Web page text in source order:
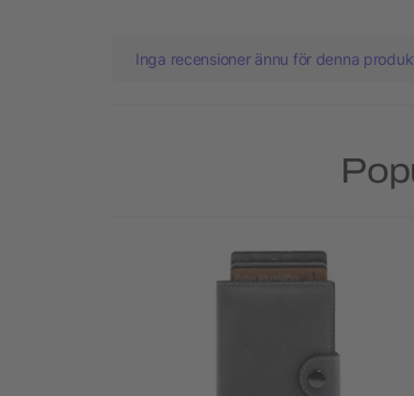
Inga recensioner ännu för denna